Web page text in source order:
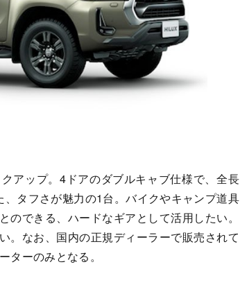
アップ。4ドアのダブルキャブ仕様で、全長
タフさが魅力の1台。バイクやキャンプ道具
できる、ハードなギアとして活用したい。
。なお、国内の正規ディーラーで販売されて
ターのみとなる。